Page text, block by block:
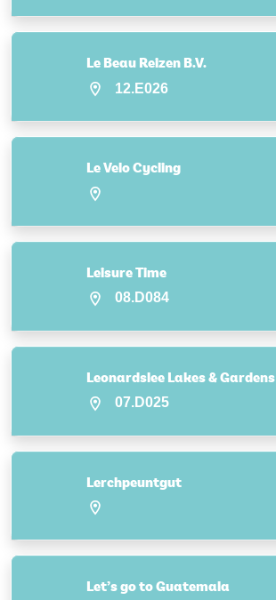
Le Beau Reizen B.V.
12.E026
Le Velo Cycling
Leisure Time
08.D084
Leonardslee Lakes & Gardens
07.D025
Lerchpeuntgut
Let’s go to Guatemala